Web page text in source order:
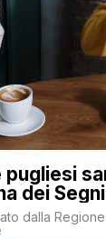
dei Segni
dalla